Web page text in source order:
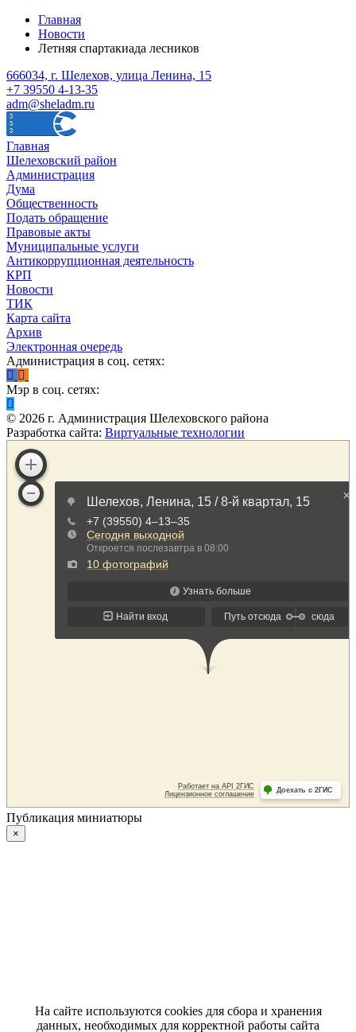
Главная
Новости
Летняя спартакиада лесников
666034, г. Шелехов, улица Ленина, 15
+7 39550 4-13-35
adm@sheladm.ru
Главная
Шелеховский район
Администрация
Дума
Общественность
Подать обращение
Правовые акты
Муниципальные услуги
Антикоррупционная деятельность
КРП
Новости
ТИК
Карта сайта
Архив
Электронная очередь
Администрация в соц. сетях:
Мэр в соц. сетях:
© 2026 г. Администрация Шелеховского района
Разработка сайта: Виртуальные технологии
Публикация миниатюры
×
На сайте используются cookies для сбора и хранения
данных, необходимых для корректной работы сайта